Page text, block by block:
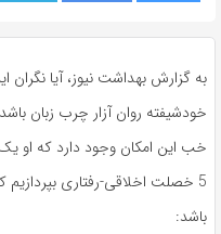
به گزارش بهداشت نیوز، آیا
خودشیفته روان آزار چرب زبان
خب این امکان وجود دارد که او
5 خصلت اخلاقی-رفتاری
باشد: